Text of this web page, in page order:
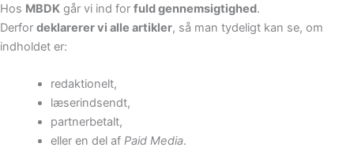
Hos MBDK går vi ind for fuld gennemsigtighed.
Derfor deklarerer vi alle artikler, så man tydeligt kan se, om
indholdet er:
redaktionelt,
læserindsendt,
partnerbetalt,
eller en del af Paid Media.